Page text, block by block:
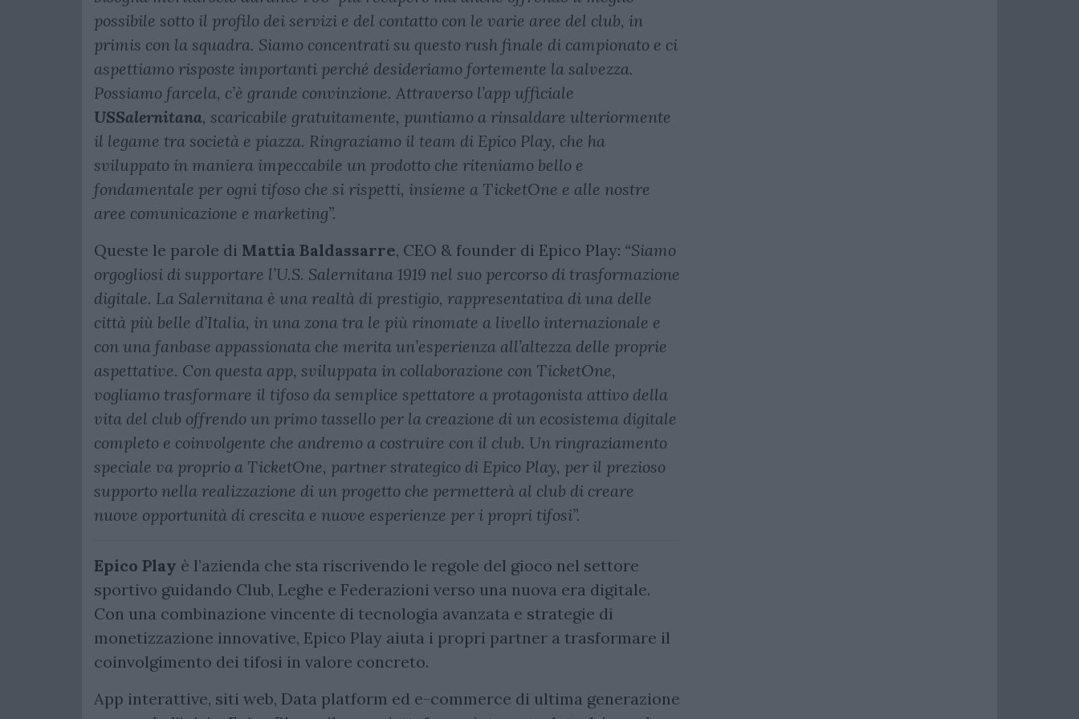
possibile sotto il profilo dei servizi e del contatto con le varie aree del club, in
primis con la squadra. Siamo concentrati su questo rush finale di campionato e ci
aspettiamo risposte importanti perché desideriamo fortemente la salvezza.
Possiamo farcela, c’è grande convinzione. Attraverso l’app ufficiale
USSalernitana, scaricabile gratuitamente, puntiamo a rinsaldare ulteriormente
il legame tra società e piazza. Ringraziamo il team di Epico Play, che ha
sviluppato in maniera impeccabile un prodotto che riteniamo bello e
fondamentale per ogni tifoso che si rispetti, insieme a TicketOne e alle nostre
aree comunicazione e marketing”.
Queste le parole di Mattia Baldassarre, CEO & founder di Epico Play: “Siamo
orgogliosi di supportare l’U.S. Salernitana 1919 nel suo percorso di trasformazione
digitale. La Salernitana è una realtà di prestigio, rappresentativa di una delle
città più belle d’Italia, in una zona tra le più rinomate a livello internazionale e
con una fanbase appassionata che merita un’esperienza all’altezza delle proprie
aspettative. Con questa app, sviluppata in collaborazione con TicketOne,
vogliamo trasformare il tifoso da semplice spettatore a protagonista attivo della
vita del club offrendo un primo tassello per la creazione di un ecosistema digitale
completo e coinvolgente che andremo a costruire con il club. Un ringraziamento
speciale va proprio a TicketOne, partner strategico di Epico Play, per il prezioso
supporto nella realizzazione di un progetto che permetterà al club di creare
nuove opportunità di crescita e nuove esperienze per i propri tifosi”.
Epico Play è l’azienda che sta riscrivendo le regole del gioco nel settore
sportivo guidando Club, Leghe e Federazioni verso una nuova era digitale.
Con una combinazione vincente di tecnologia avanzata e strategie di
monetizzazione innovative, Epico Play aiuta i propri partner a trasformare il
coinvolgimento dei tifosi in valore concreto.
App interattive, siti web, Data platform ed e-commerce di ultima generazione